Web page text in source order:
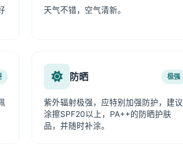
天气不错，空气清新。
防晒 极强
紫外辐射极强，应特别加强防护，建议
涂擦SPF20以上，PA++的防晒护肤
品，并随时补涂。